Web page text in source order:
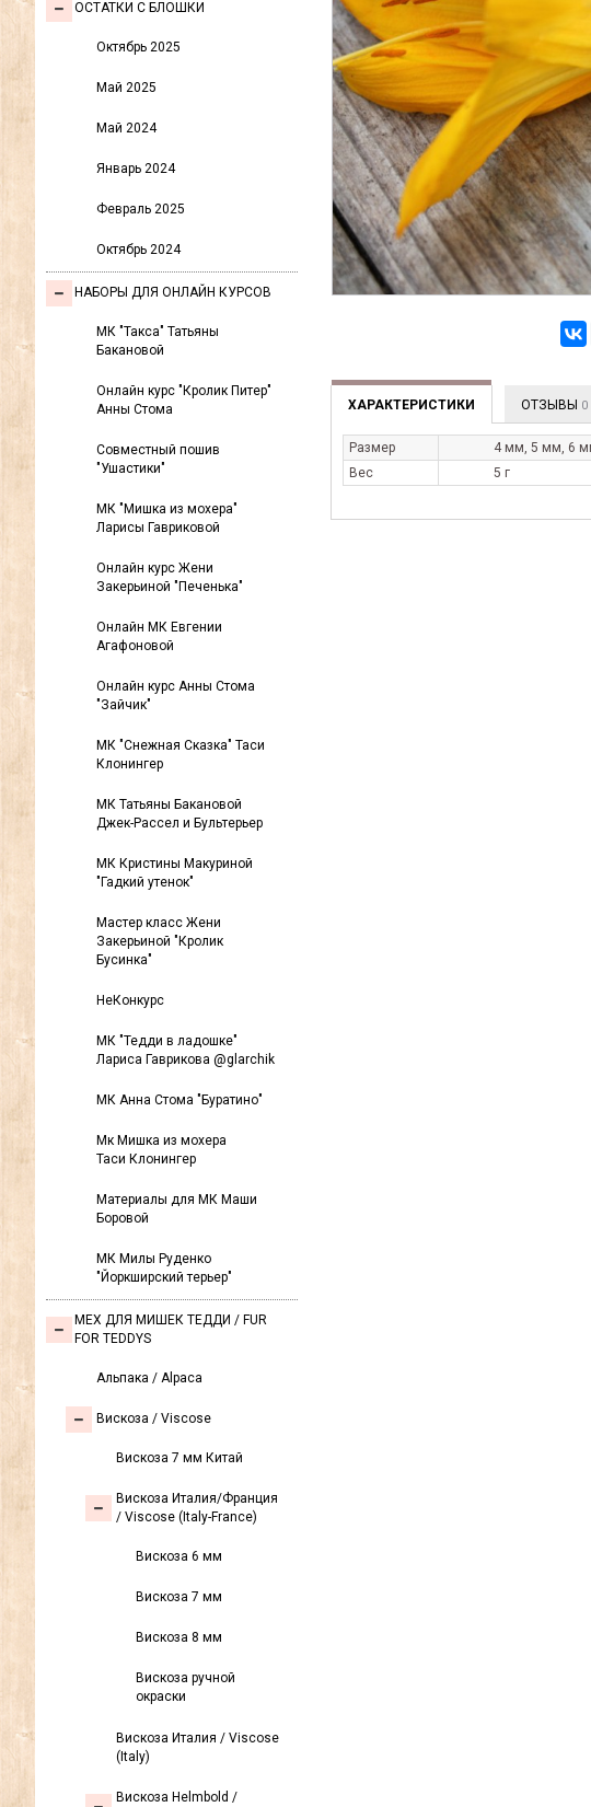
ОСТАТКИ С БЛОШКИ
Октябрь 2025
Май 2025
Май 2024
Январь 2024
Февраль 2025
Октябрь 2024
НАБОРЫ ДЛЯ ОНЛАЙН КУРСОВ
МК "Такса" Татьяны
Бакановой
Онлайн курс "Кролик Питер"
Анны Стома
Совместный пошив
"Ушастики"
МК "Мишка из мохера"
Ларисы Гавриковой
Онлайн курс Жени
Закерьиной "Печенька"
Онлайн МК Евгении
Агафоновой
Онлайн курс Анны Стома
"Зайчик"
МК "Снежная Сказка" Таси
Клонингер
МК Татьяны Бакановой
Джек-Рассел и Бультерьер
МК Кристины Макуриной
"Гадкий утенок"
Мастер класс Жени
Закерьиной "Кролик
Бусинка"
НеКонкурс
МК "Тедди в ладошке"
Лариса Гаврикова @glarchik
МК Анна Стома "Буратино"
Мк Мишка из мохера
Таси Клонингер
Материалы для МК Маши
Боровой
МК Милы Руденко
"Йоркширский терьер"
МЕХ ДЛЯ МИШЕК ТЕДДИ / FUR
FOR TEDDYS
Альпака / Alpaca
Вискоза / Viscose
Вискоза 7 мм Китай
Вискоза Италия/Франция
/ Viscose (Italy-France)
Вискоза 6 мм
Вискоза 7 мм
Вискоза 8 мм
Вискоза ручной
окраски
Вискоза Италия / Viscose
(Italy)
Вискоза Helmbold /
ХАРАКТЕРИСТИКИ ОТЗЫВЫ 0
Размер
4 мм, 5 мм, 6
Вес
5 г